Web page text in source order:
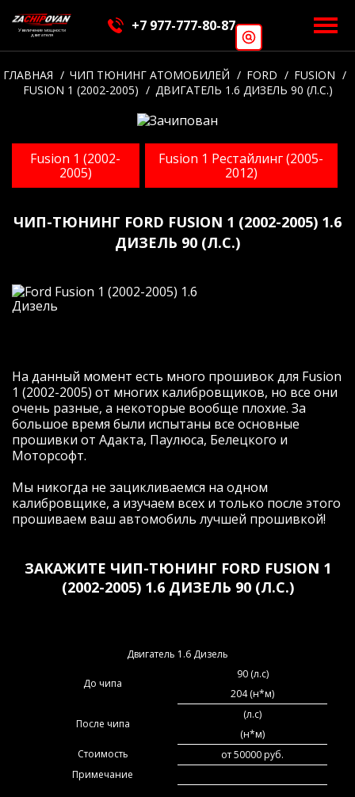
Увеличение мощности
двигателя
+7 977-777-80-87
ГЛАВНАЯ ЧИП ТЮНИНГ АТОМОБИЛЕЙ FORD
FUSION
FUSION 1 (2002-2005)
ДВИГАТЕЛЬ 1.6 ДИЗЕЛЬ 90 (Л.С.)
Fusion 1 (2002-
2005)
Fusion 1 Рестайлинг (2005-
2012)
ЧИП-ТЮНИНГ FORD FUSION 1 (2002-2005) 1.6
ДИЗЕЛЬ 90 (Л.С.)
На данный момент есть много прошивок для Fusion
1 (2002-2005) от многих калибровщиков, но все они
очень разные, а некоторые вообще плохие. За
большое время были испытаны все основные
прошивки от Адакта, Паулюса, Белецкого и
Моторсофт.
Мы никогда не зацикливаемся на одном
калибровщике, а изучаем всех и только после этого
прошиваем ваш автомобиль лучшей прошивкой!
ЗАКАЖИТЕ ЧИП-ТЮНИНГ FORD FUSION 1
(2002-2005) 1.6 ДИЗЕЛЬ 90 (Л.С.)
Двигатель 1.6 Дизель
До чипа
90 (л.с)
204 (н*м)
После чипа
(л.с)
(н*м)
Стоимость
от 50000 руб.
Примечание